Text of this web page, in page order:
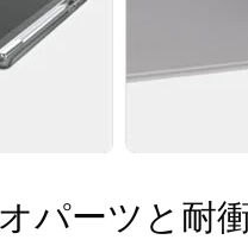
パーツと耐